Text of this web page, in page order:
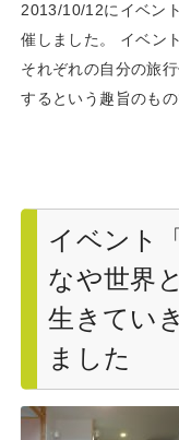
2013/10/12にイベン
催しました。 イベン
それぞれの自分の旅
するという趣旨のも
イベント
なや世界
生きてい
ました